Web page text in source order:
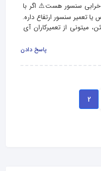
خرابی سنسور هست⚠️ اگر با
یا تعمیر سنسور ارتفاع داره.
پاسخ دادن
2